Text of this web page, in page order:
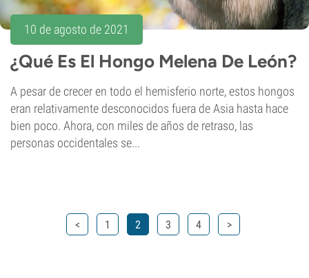
10 de agosto de 2021
¿Qué Es El Hongo Melena De León?
A pesar de crecer en todo el hemisferio norte, estos hongos
eran relativamente desconocidos fuera de Asia hasta hace
bien poco. Ahora, con miles de años de retraso, las
personas occidentales se...
< 1 2 3 4 >